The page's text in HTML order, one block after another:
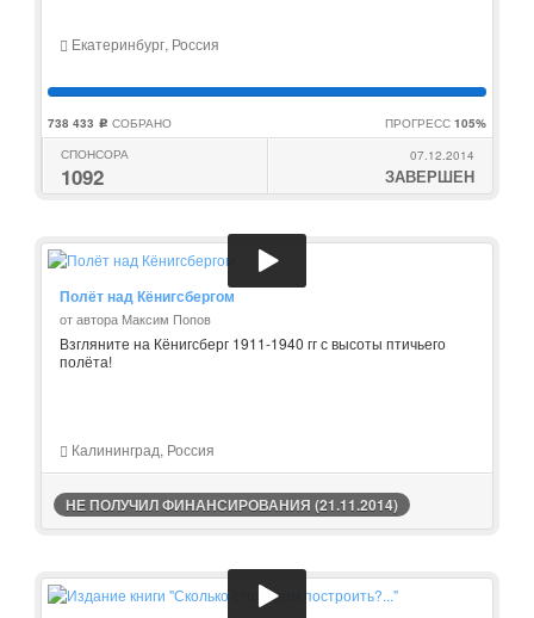
Екатеринбург, Россия
738 433 c СОБРАНО ПРОГРЕСС 105%
СПОНСОРА
1092
07.12.2014
ЗАВЕРШЕН
Полёт над Кёнигсбергом
от автора Максим Попов
Взгляните на Кёнигсберг 1911-1940 гг с высоты птичьего
полёта!
Калининград, Россия
НЕ ПОЛУЧИЛ ФИНАНСИРОВАНИЯ (21.11.2014)